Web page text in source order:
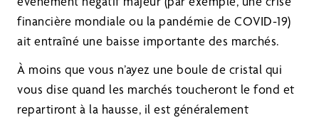
financière mondiale ou la pandémie de COVID-19)
ait entraîné une baisse importante des marchés.
À moins que vous n’ayez une boule de cristal qui
vous dise quand les marchés toucheront le fond et
repartiront à la hausse, il est généralement